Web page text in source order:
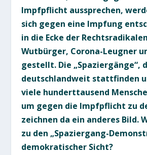
Impfpflicht aussprechen,
sich gegen eine Impfung
in die Ecke der
Wutbürger, Corona-Leugner
gestellt. Die „Spaziergänge“,
deutschlandweit stattfinden
viele hunderttausend
um gegen die Impfpflicht zu
zeichnen da ein anderes Bild.
zu den „Spaziergang-
demokratischer Sicht?